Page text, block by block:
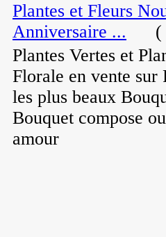
Plantes et Fleurs
Anniversaire ... (
Plantes Vertes et
Florale en vente sur
les plus beaux
Bouquet compose
amour